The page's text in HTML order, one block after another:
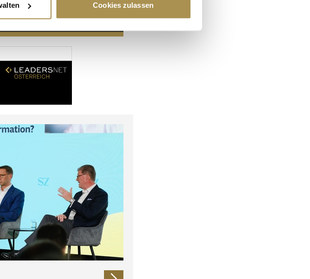
werden, und legen Sie Ihre Präferenzen im
Funktionen für soziale Medien anbieten zu können
weiter. Unsere Partner führen diese Informationen
haben oder die sie im Rahmen Ihrer Nutzung
Cookies zulassen